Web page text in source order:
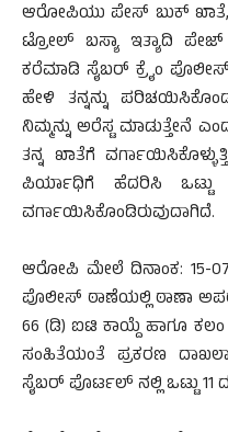
ಆರೋಪಿಯು ಪೇಸ್ ಬುಕ್ ಖಾತೆ,
ಟ್ರೋಲ್ ಬಸ್ಯಾ ಇತ್ಯಾದಿ ಪೇಜ್
ಕರೆಮಾಡಿ ಸೈಬರ್ ಕ್ರೈಂ
ಹೇಳಿ ತನ್ನನ್ನು
ನಿಮ್ಮನ್ನು ಅರೆಸ್ಟ ಮಾಡುತ್ತೇನೆ
ತನ್ನ ಖಾತೆಗೆ
ಪಿರ್ಯಾಧಿಗೆ ಹೆದರಿಸಿ ಒಟ್ಟು
ವರ್ಗಾಯಿಸಿಕೊಂಡಿರುವುದಾಗಿದೆ.
ಆರೋಪಿ ಮೇಲೆ ದಿನಾಂಕ: 15-
ಪೊಲೀಸ್ ಠಾಣೆಯಲ್ಲಿ ಠಾಣಾ
66 (ಡಿ) ಐಟಿ ಕಾಯ್ದೆ ಹಾಗೂ ಕಲಂ
ಸಂಹಿತೆಯಂತೆ ಪ್ರಕರಣ
ಸೈಬರ್ ಪೊರ್ಟಲ್ ನಲ್ಲಿ ಒಟ್ಟು 11